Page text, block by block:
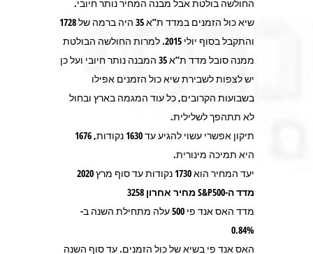
החולשה בולטת אבל מבנה המחיר נותר חיובי.
שיא כול הזמנים במדד ת”א 35 היה ברמה של 1728
והתקבל בסוף יולי 2015. למרות החולשה הבולטת
ממנה סובל מדד ת”א 35 המבנה נותר חיובי ועל כן
יש לצפות לשבירת שיא כול הזמנים אפילו
בשבועות הקרובים, כל עוד המגמה בארץ ובחול
לא תתהפך לשלילית.
תיקון אפשרי עשוי להגיע עד 1630 נקודות, 1676
היא תמיכה מינורית.
יעד המחיר הוא 1730 נקודות עד סוף מרץ 2020
מדד ה-S&P500 מחיר אחרון 3258
מדד האס אנד פי 500 עלה מתחילת השנה ב-
0.84%
האס אנד פי בשיא של כול הזמנים. עד סוף השנה